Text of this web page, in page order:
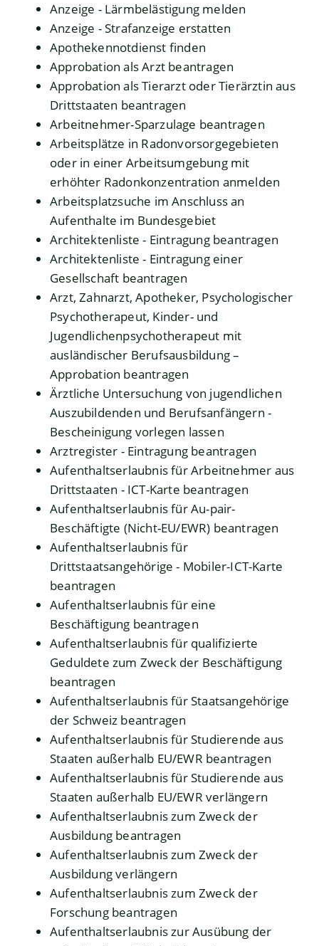
Anzeige - Lärmbelästigung melden
Anzeige - Strafanzeige erstatten
Apothekennotdienst finden
Approbation als Arzt beantragen
Approbation als Tierarzt oder Tierärztin aus
Drittstaaten beantragen
Arbeitnehmer-Sparzulage beantragen
Arbeitsplätze in Radonvorsorgegebieten
oder in einer Arbeitsumgebung mit
erhöhter Radonkonzentration anmelden
Arbeitsplatzsuche im Anschluss an
Aufenthalte im Bundesgebiet
Architektenliste - Eintragung beantragen
Architektenliste - Eintragung einer
Gesellschaft beantragen
Arzt, Zahnarzt, Apotheker, Psychologischer
Psychotherapeut, Kinder- und
Jugendlichenpsychotherapeut mit
ausländischer Berufsausbildung –
Approbation beantragen
Ärztliche Untersuchung von jugendlichen
Auszubildenden und Berufsanfängern -
Bescheinigung vorlegen lassen
Arztregister - Eintragung beantragen
Aufenthaltserlaubnis für Arbeitnehmer aus
Drittstaaten - ICT-Karte beantragen
Aufenthaltserlaubnis für Au-pair-
Beschäftigte (Nicht-EU/EWR) beantragen
Aufenthaltserlaubnis für
Drittstaatsangehörige - Mobiler-ICT-Karte
beantragen
Aufenthaltserlaubnis für eine
Beschäftigung beantragen
Aufenthaltserlaubnis für qualifizierte
Geduldete zum Zweck der Beschäftigung
beantragen
Aufenthaltserlaubnis für Staatsangehörige
der Schweiz beantragen
Aufenthaltserlaubnis für Studierende aus
Staaten außerhalb EU/EWR beantragen
Aufenthaltserlaubnis für Studierende aus
Staaten außerhalb EU/EWR verlängern
Aufenthaltserlaubnis zum Zweck der
Ausbildung beantragen
Aufenthaltserlaubnis zum Zweck der
Ausbildung verlängern
Aufenthaltserlaubnis zum Zweck der
Forschung beantragen
Aufenthaltserlaubnis zur Ausübung der